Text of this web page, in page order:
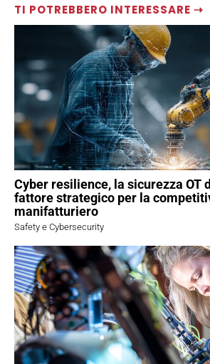
TI POTREBBERO INTERESSARE ⇢
Cyber resilience, la sicurezza OT
fattore strategico per la
manifatturiero
Safety e Cybersecurity